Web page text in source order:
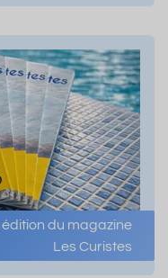
du magazine
Les Curistes